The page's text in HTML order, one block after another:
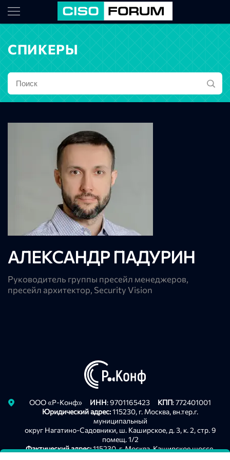
СПИКЕРЫ
АЛЕКСАНДР ПАДУРИН
Руководитель группы пресейл менеджеров,
пресейл архитектор, Security Vision
ООО «Р-Конф» ИНН: 9701165423 КПП: 772401001
Юридический адрес:115230, г. Москва, вн.тер.г.
муниципальный
округ Нагатино-Садовники, ш. Каширское, д. 3, к. 2, стр. 9
помещ. 1/2
Фактический адрес:115230, г. Москва, Каширское шоссе,